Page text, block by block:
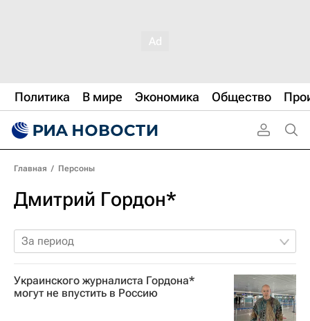
Политика В мире Экономика Общество
Главная / Персоны
Дмитрий Гордон*
За период
Украинского журналиста Гордона*
могут не впустить в Россию